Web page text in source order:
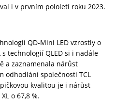
i v prvním pololetí roku 2023.
QD-Mini LED vzrostly o
s technologií QLED si i nadále
a zaznamenala nárůst
odhodlání společnosti TCL
kvalitou je i nárůst
o 67,8 %.